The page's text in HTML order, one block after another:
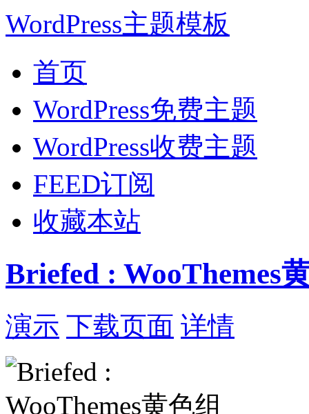
WordPress主题模板
首页
WordPress免费主题
WordPress收费主题
FEED订阅
收藏本站
Briefed : WooThemes
演示 下载页面 详情